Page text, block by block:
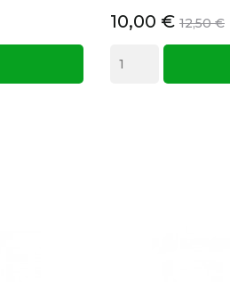
10,00 € 12,50 €